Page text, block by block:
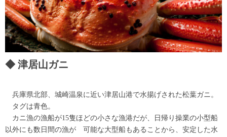
津居山ガニ
兵庫県北部、城崎温泉に近い津居山港で水揚げされた松葉ガニ。
タグは青色。
カニ漁の漁船が15隻ほどの小さな漁港だが、日帰り操業の小型船
以外にも数日間の漁が 可能な大型船もあることから、安定した水